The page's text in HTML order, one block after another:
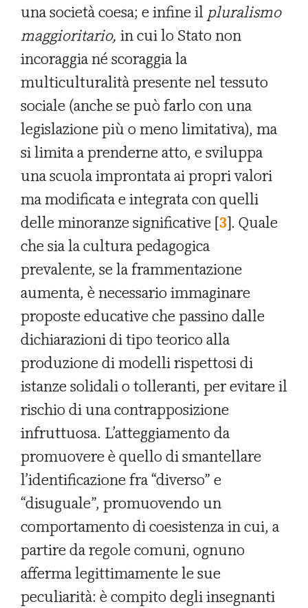
una società coesa; e infine il pluralismo
maggioritario, in cui lo Stato non
incoraggia né scoraggia la
multiculturalità presente nel tessuto
sociale (anche se può farlo con una
legislazione più o meno limitativa), ma
si limita a prenderne atto, e sviluppa
una scuola improntata ai propri valori
ma modificata e integrata con quelli
delle minoranze significative [3]. Quale
che sia la cultura pedagogica
prevalente, se la frammentazione
aumenta, è necessario immaginare
proposte educative che passino dalle
dichiarazioni di tipo teorico alla
produzione di modelli rispettosi di
istanze solidali o tolleranti, per evitare il
rischio di una contrapposizione
infruttuosa. L’atteggiamento da
promuovere è quello di smantellare
l’identificazione fra “diverso” e
“disuguale”, promuovendo un
comportamento di coesistenza in cui, a
partire da regole comuni, ognuno
afferma legittimamente le sue
peculiarità: è compito degli insegnanti